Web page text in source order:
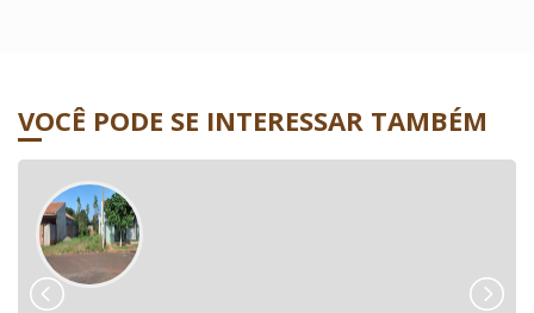
VOCÊ PODE SE INTERESSAR TAMBÉM